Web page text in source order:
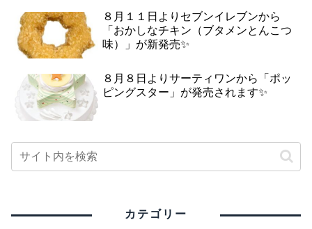
８月１１日よりセブンイレブンから
「おかしなチキン（ブタメンとんこつ
味）」が新発売✨
８月８日よりサーティワンから「ポッ
ピングスター」が発売されます✨
カテゴリー